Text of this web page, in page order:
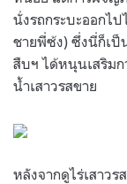
นั่งรถกระบะออกไ
ชายพี่ซ้ง) ซึ่งนี่ก็เป็
สืบฯ ได้หนุนเสริม
น้ำเสาวรสขาย
หลังจากดูไร่เสาว